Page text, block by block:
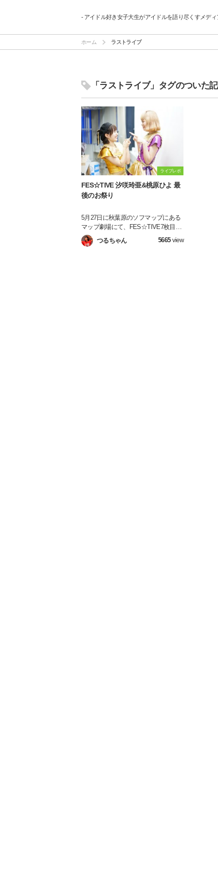
- アイドル好き女子大生がアイドルを語り尽くすメディ
ホーム ラストライブ
「ラストライブ」タグのついた
ライブレポ
FES☆TIVE 汐咲玲亜&桃原ひよ 最
後のお祭り
5月27日に秋葉原のソフマップにある
マップ劇場にて、FES☆TIVE7枚目の
シングル「大和撫子サンライズ」のリ
リースイベントの最終日を迎えまし
つるちゃん 5665view